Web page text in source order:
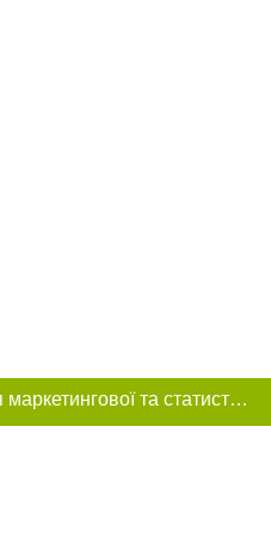
Цей сайт використовує «cookies». Також веб-сайт використовує інтернет-сервіс для збору технічних даних стосовно відвідувачів з метою отримання маркетингової та статистичної інформації. Умови обробки даних відвідувачів сайту див.